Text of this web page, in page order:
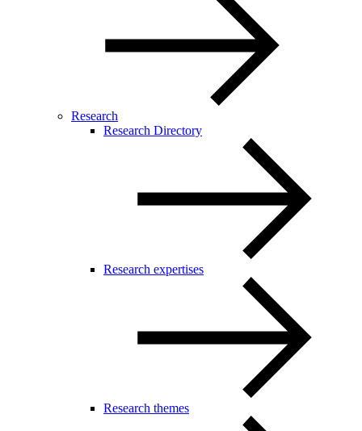
Research
Research Directory
Research expertises
Research themes